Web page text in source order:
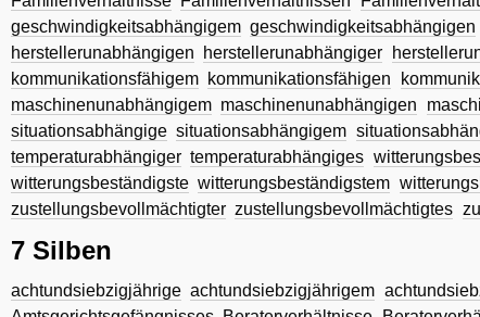
geschwindigkeitsabhängigem geschwindigkeitsabhängigen
herstellerunabhängigen
herstellerunabhängiger
kommunikationsfähigem kommunikationsfähigen
maschinenunabhängigem maschinenunabhängigen
situationsabhängige situationsabhängigem
temperaturabhängiger temperaturabhängiges
witterungsbeständigste witterungsbeständigstem
zustellungsbevollmächtigter zustellungsbevollmächtigtes
7 Silben
achtundsiebzigjährige achtundsiebzigjährigem